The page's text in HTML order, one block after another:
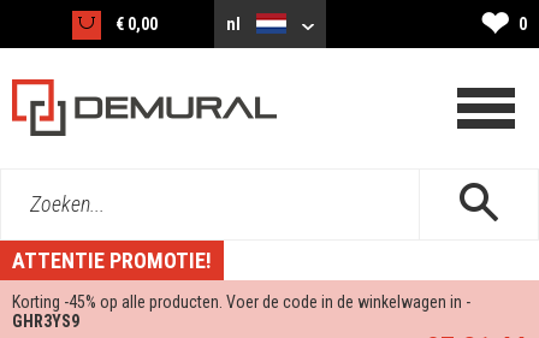
€ 0,00 nl ❤ 0
Zoeken...
ATTENTIE PROMOTIE!
Korting -45% op alle producten. Voer de code in de winkelwagen in -
GHR3YS9